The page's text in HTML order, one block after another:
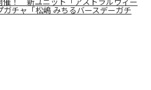
チャ「松嶋 みちるバースデーガチ